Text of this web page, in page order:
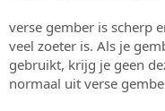
verse gember is scherp
veel zoeter is. Als je
gebruikt, krijg je geen
normaal uit verse